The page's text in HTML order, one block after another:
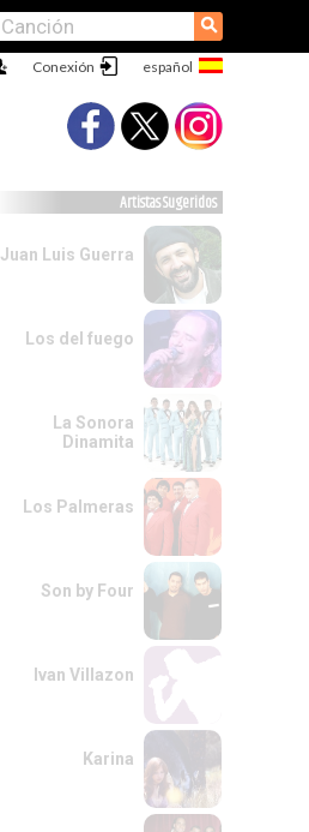
⚲
Conexión
Artistas Sugeridos
Juan Luis Guerra
Los del fuego
La Sonora
Dinamita
Los Palmeras
Son by Four
Ivan Villazon
Karina